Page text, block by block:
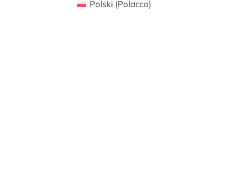
Polski (Polacco)